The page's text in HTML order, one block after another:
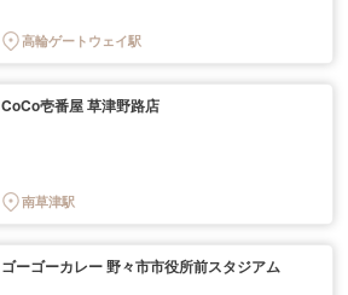
高輪ゲートウェイ駅
CoCo壱番屋 草津野路店
南草津駅
ゴーゴーカレー 野々市市役所前スタジアム